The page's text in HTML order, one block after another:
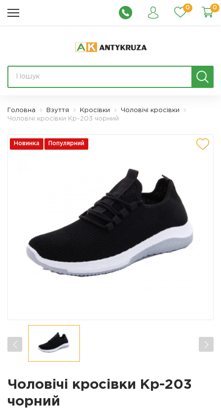
0 0
Головна Взуття Кросівки
Чоловічі кросівки
Чоловічі кросівки Кр-203 чорний
Новинка Популярний
Чоловічі кросівки Кр-203
чорний